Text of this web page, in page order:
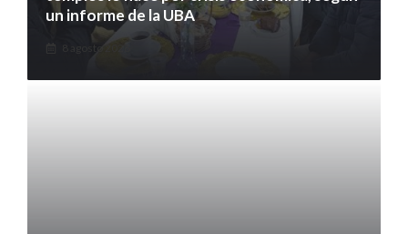
un informe de la UBA
8 agosto 2026